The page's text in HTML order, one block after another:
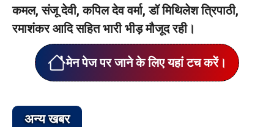
कमल, संजू देवी, कपिल देव वर्मा, डॉ मिथिलेश त्रिपाठी,
रमाशंकर आदि सहित भारी भीड़ मौजूद रही।
मेन पेज पर जाने के लिए यहां टच करें।
अन्य खबर